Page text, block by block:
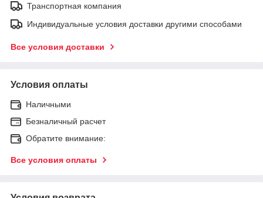
Транспортная компания
Индивидуальные условия доставки другими способами
Все условия доставки
Условия оплаты
Наличными
Безналичный расчет
Обратите внимание:
Все условия оплаты